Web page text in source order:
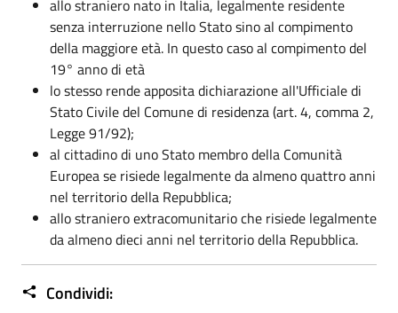
allo straniero nato in Italia, legalmente residente
senza interruzione nello Stato sino al compimento
della maggiore età. In questo caso al compimento del
19° anno di età
lo stesso rende apposita dichiarazione all'Ufficiale di
Stato Civile del Comune di residenza (art. 4, comma 2,
Legge 91/92);
al cittadino di uno Stato membro della Comunità
Europea se risiede legalmente da almeno quattro anni
nel territorio della Repubblica;
allo straniero extracomunitario che risiede legalmente
da almeno dieci anni nel territorio della Repubblica.
Condividi: